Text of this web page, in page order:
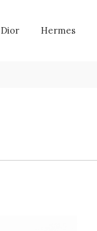
Dior Hermes